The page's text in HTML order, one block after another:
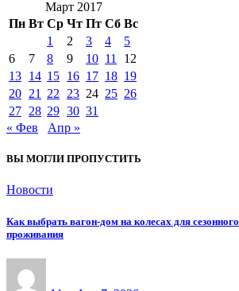
Март 2017
Пн Вт Ср Чт Пт Сб Вс
1
2 3 4
5
6
7 8 9 10 11
12
13 14 15 16 17 18 19
20 21 22 23 24 25 26
27 28 29 30 31
« Фев
Апр »
ВЫ МОГЛИ ПРОПУСТИТЬ
Новости
Как выбрать вагон-дом на колесах для
проживания